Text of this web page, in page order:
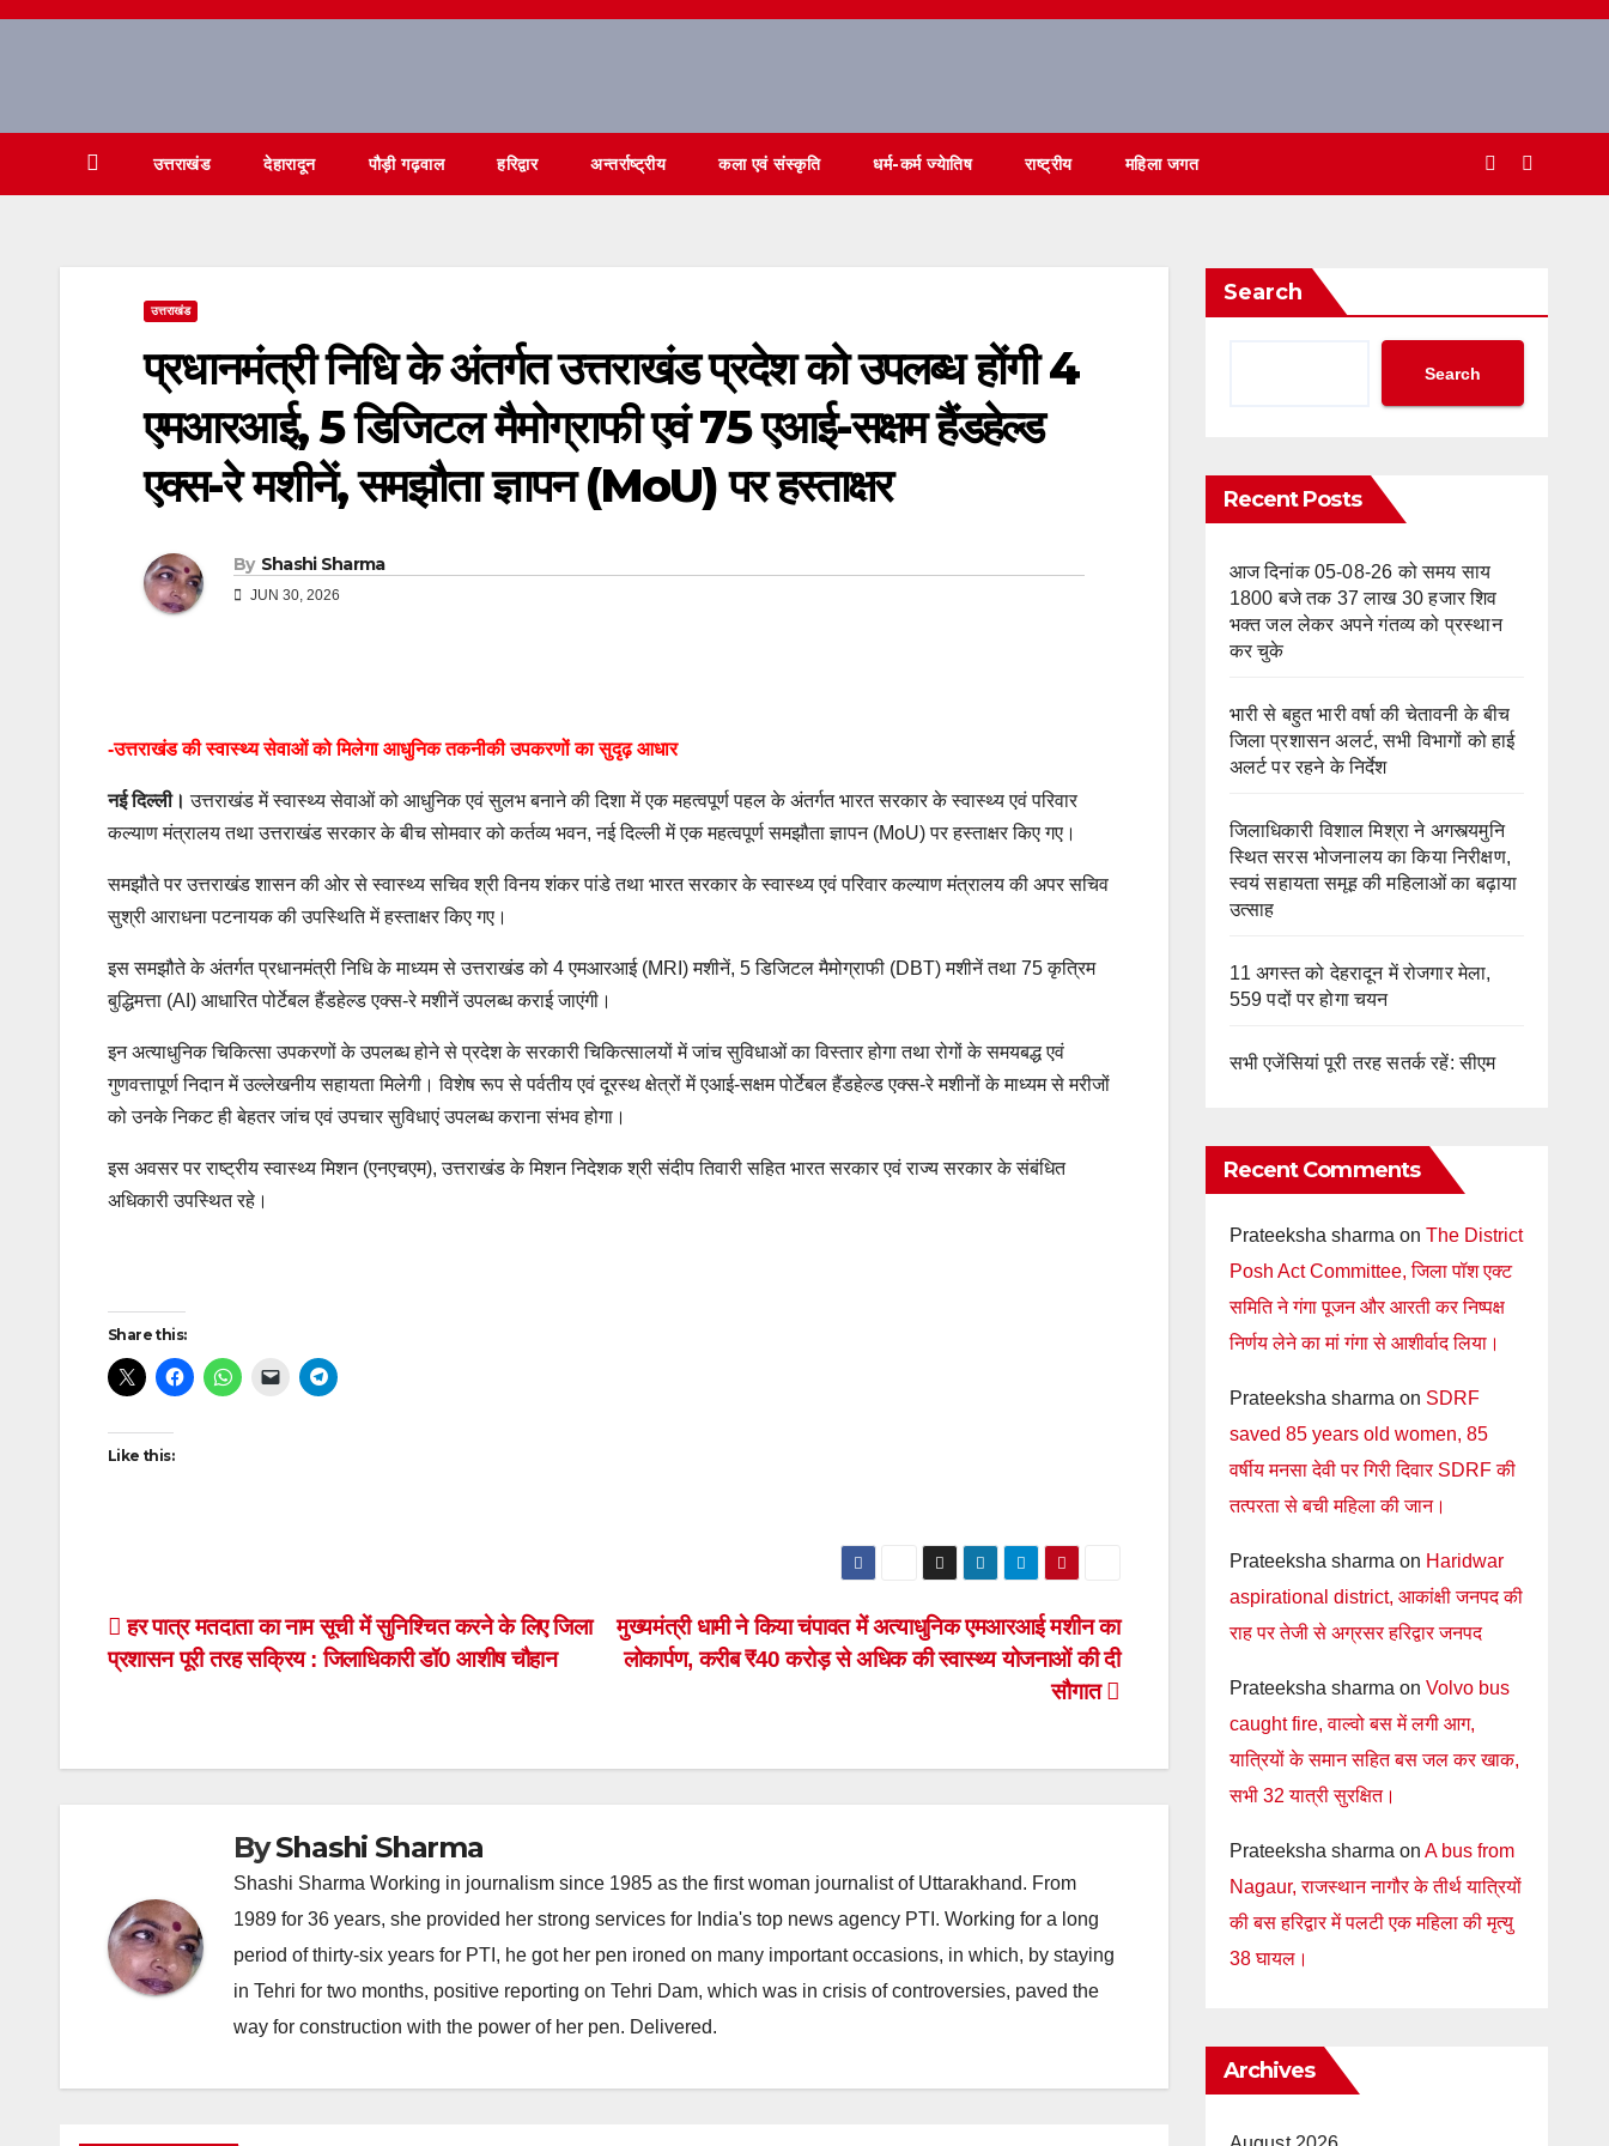
Skip
उत्तराखंड देहारादून पौड़ी गढ़वाल हरिद्वार अन्तर्राष्ट्रीय कला एवं संस्कृति धर्म-कर्म ज्येातिष राष्ट्रीय महिला जगत
उत्तराखंड
प्रधानमंत्री निधि के अंतर्गत उत्तराखंड प्रदेश को उपलब्ध होंगी 4
एमआरआई, 5 डिजिटल मैमोग्राफी एवं 75 एआई-सक्षम हैंडहेल्ड
एक्स-रे मशीनें, समझौता ज्ञापन (MoU) पर हस्ताक्षर
By Shashi Sharma
JUN 30, 2026
-उत्तराखंड की स्वास्थ्य सेवाओं को मिलेगा आधुनिक तकनीकी उपकरणों का सुदृढ़ आधार
नई दिल्ली। उत्तराखंड में स्वास्थ्य सेवाओं को आधुनिक एवं सुलभ बनाने की दिशा में एक महत्वपूर्ण पहल के अंतर्गत भारत सरकार के स्वास्थ्य एवं परिवार
कल्याण मंत्रालय तथा उत्तराखंड सरकार के बीच सोमवार को कर्तव्य भवन, नई दिल्ली में एक महत्वपूर्ण समझौता ज्ञापन (MoU) पर हस्ताक्षर किए गए।
समझौते पर उत्तराखंड शासन की ओर से स्वास्थ्य सचिव श्री विनय शंकर पांडे तथा भारत सरकार के स्वास्थ्य एवं परिवार कल्याण मंत्रालय की अपर सचिव
सुश्री आराधना पटनायक की उपस्थिति में हस्ताक्षर किए गए।
इस समझौते के अंतर्गत प्रधानमंत्री निधि के माध्यम से उत्तराखंड को 4 एमआरआई (MRI) मशीनें, 5 डिजिटल मैमोग्राफी (DBT) मशीनें तथा 75 कृत्रिम
बुद्धिमत्ता (AI) आधारित पोर्टेबल हैंडहेल्ड एक्स-रे मशीनें उपलब्ध कराई जाएंगी।
इन अत्याधुनिक चिकित्सा उपकरणों के उपलब्ध होने से प्रदेश के सरकारी चिकित्सालयों में जांच सुविधाओं का विस्तार होगा तथा रोगों के समयबद्ध एवं
गुणवत्तापूर्ण निदान में उल्लेखनीय सहायता मिलेगी। विशेष रूप से पर्वतीय एवं दूरस्थ क्षेत्रों में एआई-सक्षम पोर्टेबल हैंडहेल्ड एक्स-रे मशीनों के माध्यम से मरीजों
को उनके निकट ही बेहतर जांच एवं उपचार सुविधाएं उपलब्ध कराना संभव होगा।
इस अवसर पर राष्ट्रीय स्वास्थ्य मिशन (एनएचएम), उत्तराखंड के मिशन निदेशक श्री संदीप तिवारी सहित भारत सरकार एवं राज्य सरकार के संबंधित
अधिकारी उपस्थित रहे।
Post
navigation
Share this:
Like this:
Post
navigation
मुख्यमंत्री धामी ने किया चंपावत में अत्याधुनिक एमआरआई मशीन का
लोकार्पण, करीब ₹40 करोड़ से अधिक की स्वास्थ्य योजनाओं की दी
सौगात
हर पात्र मतदाता का नाम सूची में सुनिश्चित करने के लिए जिला
प्रशासन पूरी तरह सक्रिय : जिलाधिकारी डॉ0 आशीष चौहान
ByShashi Sharma
Shashi Sharma Working in journalism since 1985 as the first woman journalist of Uttarakhand. From
1989 for 36 years, she provided her strong services for India's top news agency PTI. Working for a long
period of thirty-six years for PTI, he got her pen ironed on many important occasions, in which, by staying
in Tehri for two months, positive reporting on Tehri Dam, which was in crisis of controversies, paved the
way for construction with the power of her pen. Delivered.
Search
Search
Recent Posts
आज दिनांक 05-08-26 को समय साय
1800 बजे तक 37 लाख 30 हजार शिव
भक्त जल लेकर अपने गंतव्य को प्रस्थान
कर चुके
भारी से बहुत भारी वर्षा की चेतावनी के बीच
जिला प्रशासन अलर्ट, सभी विभागों को हाई
अलर्ट पर रहने के निर्देश
जिलाधिकारी विशाल मिश्रा ने अगस्त्यमुनि
स्थित सरस भोजनालय का किया निरीक्षण,
स्वयं सहायता समूह की महिलाओं का बढ़ाया
उत्साह
11 अगस्त को देहरादून में रोजगार मेला,
559 पदों पर होगा चयन
सभी एजेंसियां पूरी तरह सतर्क रहें: सीएम
Recent Comments
Prateeksha sharma on The District
Posh Act Committee, जिला पॉश एक्ट
समिति ने गंगा पूजन और आरती कर निष्पक्ष
निर्णय लेने का मां गंगा से आशीर्वाद लिया।
Prateeksha sharma on SDRF
saved 85 years old women, 85
वर्षीय मनसा देवी पर गिरी दिवार SDRF की
तत्परता से बची महिला की जान।
Prateeksha sharma on Haridwar
aspirational district, आकांक्षी जनपद की
राह पर तेजी से अग्रसर हरिद्वार जनपद
Prateeksha sharma on Volvo bus
caught fire, वाल्वो बस में लगी आग,
यात्रियों के समान सहित बस जल कर खाक,
सभी 32 यात्री सुरक्षित।
Prateeksha sharma on A bus from
Nagaur, राजस्थान नागौर के तीर्थ यात्रियों
की बस हरिद्वार में पलटी एक महिला की मृत्यु
38 घायल।
Archives